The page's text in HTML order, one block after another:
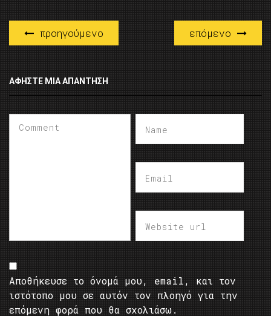
προηγούμενο επόμενο
ΑΦΉΣΤΕ ΜΙΑ ΑΠΆΝΤΗΣΗ
Αποθήκευσε το όνομά μου, email, και τον
ιστότοπο μου σε αυτόν τον πλοηγό για την
επόμενη φορά που θα σχολιάσω.